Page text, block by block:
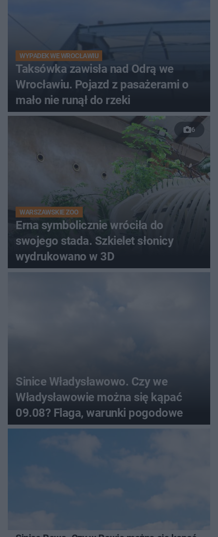
WYPADEK WE WROCŁAWIU
Taksówka zawisła nad Odrą we
Wrocławiu. Pojazd z pasażerami o
mało nie runął do rzeki
6
WARSZAWSKIE ZOO
Erna symbolicznie wróciła do
swojego stada. Szkielet słonicy
wydrukowano w 3D
Sinice Władysławowo. Czy we
Władysławowie można się kąpać
09.08? Flaga, warunki pogodowe